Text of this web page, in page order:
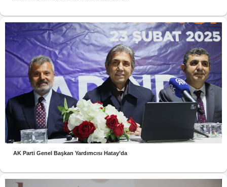
AK Parti Genel Başkan Yardımcısı Hatay’da